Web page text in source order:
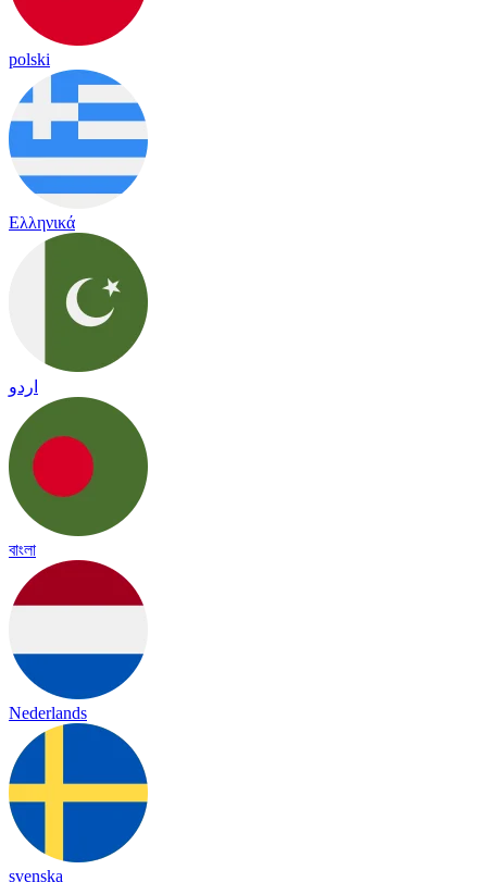
polski
Ελληνικά
اردو
বাংলা
Nederlands
svenska